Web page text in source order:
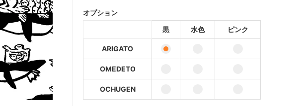
黒
水色
オプション
黒
水色 ピンク
ARIGATO
OMEDETO
OCHUGEN